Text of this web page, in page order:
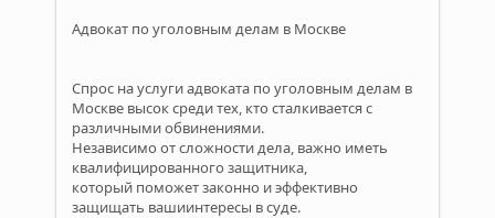
Адвокат по уголовным делам в Москве
Спрос на услуги адвоката по уголовным делам в
Москве высок среди тех, кто сталкивается с
различными обвинениями.
Независимо от сложности дела, важно иметь
квалифицированного защитника,
который поможет законно и эффективно
защищать вашиинтересы в суде.